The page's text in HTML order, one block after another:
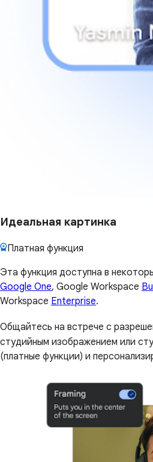
Идеальная картинка
Платная функция
Эта функция доступна в
Google One, Google Workspace
Workspace Enterprise.
Общайтесь на встрече с
студийным изображением или
(платные функции) и